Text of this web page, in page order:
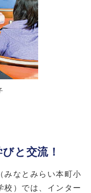
と交流！
みなとみらい本町小
校）では、インター